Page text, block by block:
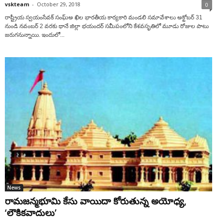
vskteam - October 29, 2018 0
రాష్ట్రీయ స్వయంసేవక్ సంఘ్అ ఖిల భారతీయ కార్యకారి మండలి సమావేశాలు అక్టోబర్ 31
నుండి నవంబర్ 2 వరకు థానే జిల్లా భయందర్ సమీపంలోని కేశవసృతిలో మూడు రోజుల పాటు
జరుగనున్నాయి. ఇందులో...
News
రామజన్మభూమి కేసు వాయిదా కోరుతున్న అయోధ్య,
‘లౌకికవాదులు’